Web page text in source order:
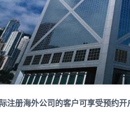
注册海外公司的客户可享受预约